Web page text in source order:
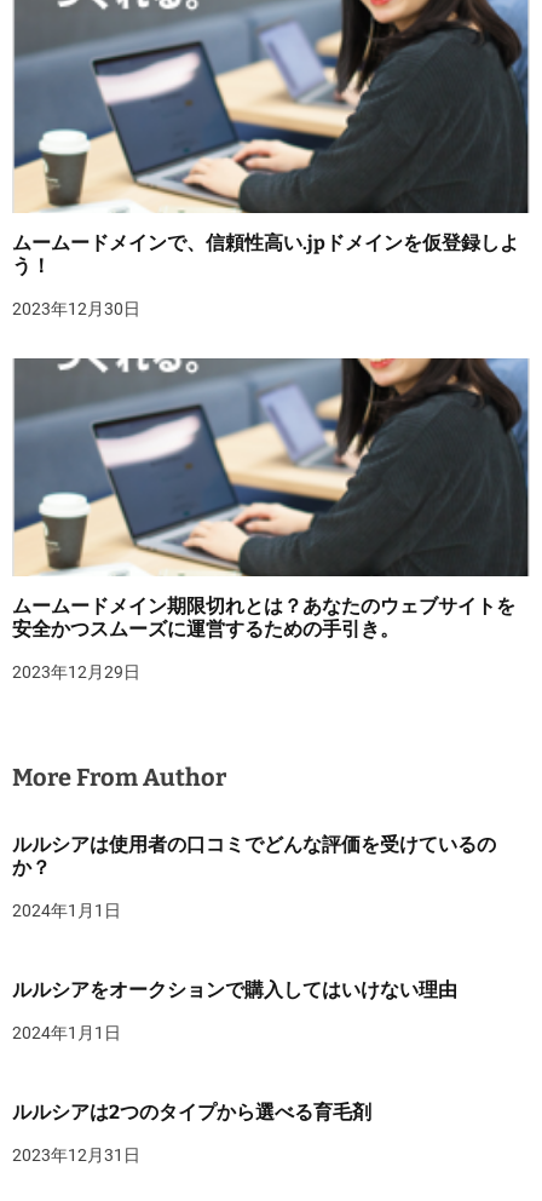
ムームードメインで、信頼性高い.jpドメインを仮登録しよ
う！
2023年12月30日
ムームードメイン期限切れとは？あなたのウェブサイトを
安全かつスムーズに運営するための手引き。
2023年12月29日
More From Author
ルルシアは使用者の口コミでどんな評価を受けているの
か？
2024年1月1日
ルルシアをオークションで購入してはいけない理由
2024年1月1日
ルルシアは2つのタイプから選べる育毛剤
2023年12月31日